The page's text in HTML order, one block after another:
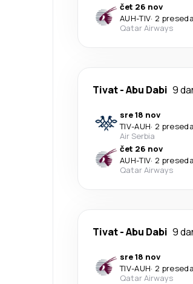
čet 26 nov
AUH-TIV· 2
Qatar Airways
Tivat-Abu Dabi 9
sre 18 nov
TIV-AUH· 2
Air Serbia
čet 26 nov
AUH-TIV· 2
Qatar Airways
Tivat-Abu Dabi 9
sre 18 nov
TIV-AUH· 2
Qatar Airways